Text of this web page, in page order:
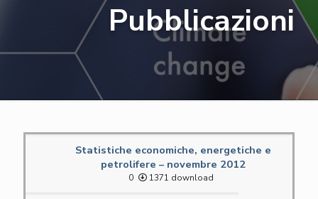
Pubblicazioni
Statistiche economiche, energetiche e
petrolifere – novembre 2012
0 1371 download